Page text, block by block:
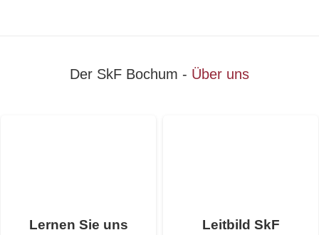
Der SkF Bochum - Über uns
Ler­nen Sie uns
Leit­bild SkF